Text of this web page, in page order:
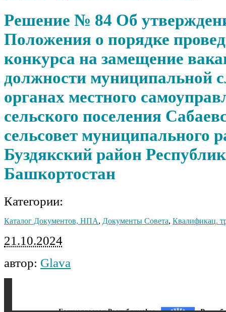
Решение № 84 Об
Положения о порядке
конкурса на замещение
должности муниципальной
органах местного
сельского поселения
сельсовет муниципального
Буздякский район
Башкортостан
Категории:
Каталог Документов, НПА, Документы Совета, Квалификац.
21.10.2024
автор: Glava